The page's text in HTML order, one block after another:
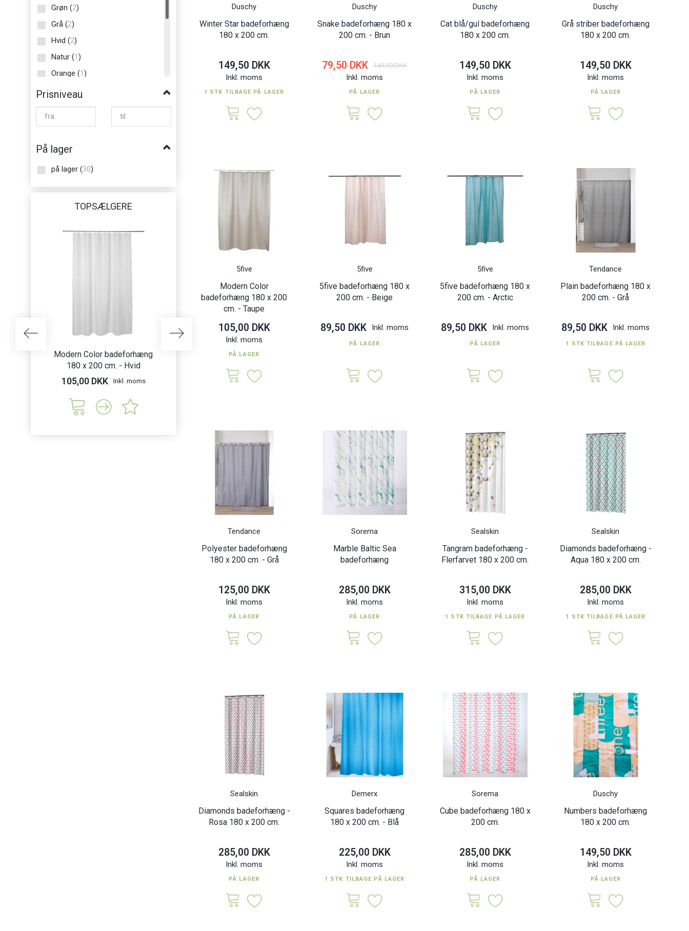
Grøn (2)
Grå (2)
Hvid (2)
Natur (1)
Orange (1)
Rosa
Sort(1)
Turkis
Prisniveau
På lager
på lager (30)
TOPSÆLGERE
Modern Color badeforhæng
180 x 200 cm. - Hvid
105,00 DKK Inkl. moms
Modern Color badeforhæng
105,00 DKK Inkl. moms 135,00 DKK Inkl. moms 115,00 DKK Inkl. moms 89,50 DKK Inkl. moms
Duschy
Winter Star badeforhæng
180 x 200 cm.
149,50 DKK
Inkl. moms
1 STK TILBAGE PÅ LAGER
Duschy
Snake badeforhæng 180 x
200 cm. - Brun
79,50 DKK 149,50 DKK
Inkl. moms
PÅ LAGER
Duschy
Cat blå/gul badeforhæng
180 x 200 cm.
149,50 DKK
Inkl. moms
PÅ LAGER
Duschy
Grå striber badeforhæng
180 x 200 cm.
149,50 DKK
Inkl. moms
PÅ LAGER
5five
Modern Color
badeforhæng 180 x 200
cm. - Taupe
105,00 DKK
Inkl. moms
PÅ LAGER
5five
5five badeforhæng 180 x
200 cm. - Beige
89,50 DKK Inkl. moms
PÅ LAGER
5five
5five badeforhæng 180 x
200 cm. - Arctic
89,50 DKK Inkl. moms
PÅ LAGER
Tendance
Plain badeforhæng 180 x
200 cm. - Grå
89,50 DKK Inkl. moms
1 STK TILBAGE PÅ LAGER
Tendance
Polyester badeforhæng
180 x 200 cm. - Grå
125,00 DKK
Inkl. moms
PÅ LAGER
Sorema
Marble Baltic Sea
badeforhæng
285,00 DKK
Inkl. moms
PÅ LAGER
Sealskin
Tangram badeforhæng -
Flerfarvet 180 x 200 cm.
315,00 DKK
Inkl. moms
1 STK TILBAGE PÅ LAGER
Sealskin
Diamonds badeforhæng -
Aqua 180 x 200 cm.
285,00 DKK
Inkl. moms
1 STK TILBAGE PÅ LAGER
Sealskin
Diamonds badeforhæng -
Rosa 180 x 200 cm.
285,00 DKK
Inkl. moms
PÅ LAGER
Demerx
Squares badeforhæng
180 x 200 cm. - Blå
225,00 DKK
Inkl. moms
1 STK TILBAGE PÅ LAGER
Sorema
Cube badeforhæng 180 x
200 cm.
285,00 DKK
Inkl. moms
PÅ LAGER
Duschy
Numbers badeforhæng
180 x 200 cm.
149,50 DKK
Inkl. moms
PÅ LAGER